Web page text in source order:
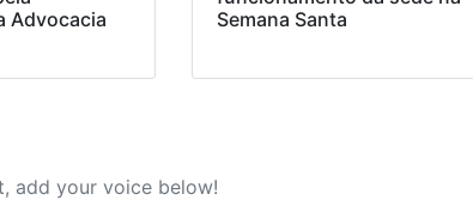
Advocacia
Semana Santa
add your voice below!